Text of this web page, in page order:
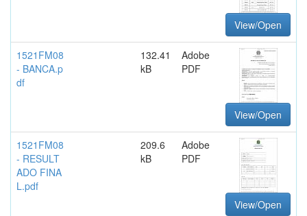
View/Open
1521FM08
- BANCA.p
df
132.41
kB
Adobe
PDF
View/Open
1521FM08
- RESULT
ADO FINA
L.pdf
209.6
kB
Adobe
PDF
View/Open